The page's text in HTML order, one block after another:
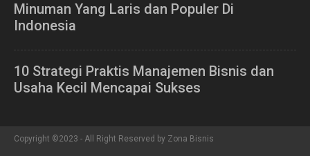
Minuman Yang Laris dan Populer Di
Indonesia
10 Strategi Praktis Manajemen Bisnis dan
Usaha Kecil Mencapai Sukses
Copyright ©2023 - All Right Reserved by Zona Bisnis